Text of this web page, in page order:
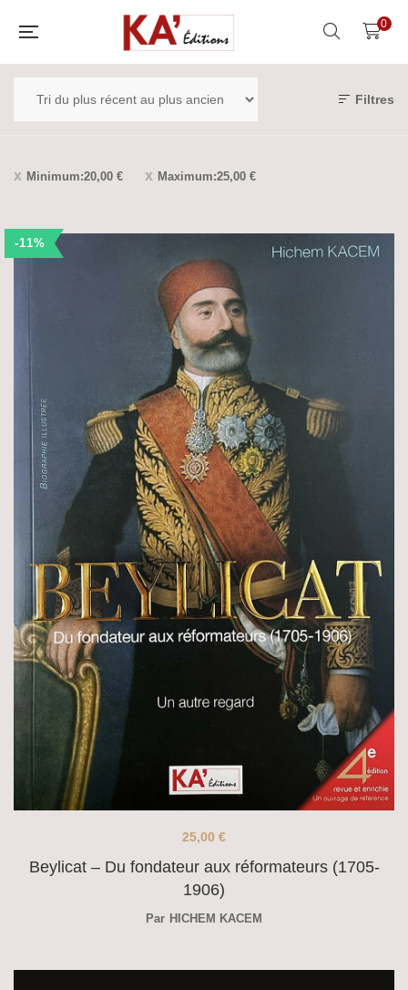
0
Filtres
Minimum:20,00 € Maximum:25,00 €
-11%
Beylicat – Du fondateur aux réformateurs (1705-
1906)
25,00 €
Par HICHEM KACEM